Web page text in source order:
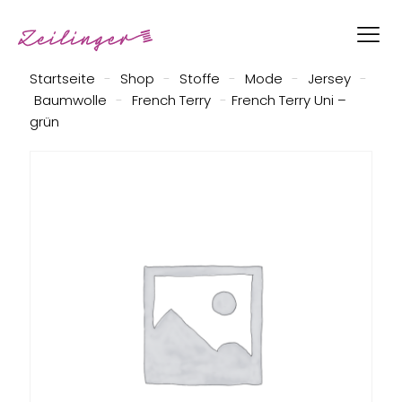
Startseite - Shop - Stoffe - Mode - Jersey -
Baumwolle - French Terry - French Terry Uni –
grün